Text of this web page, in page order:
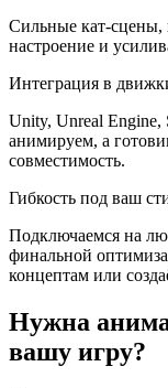
Сильные кат-сцены,
настроение и
Интеграция в
Unity, Unreal
анимируем, а
совместимость.
Гибкость под ваш
Подключаемся на
финальной
концептам или
Нужна
вашу игру?